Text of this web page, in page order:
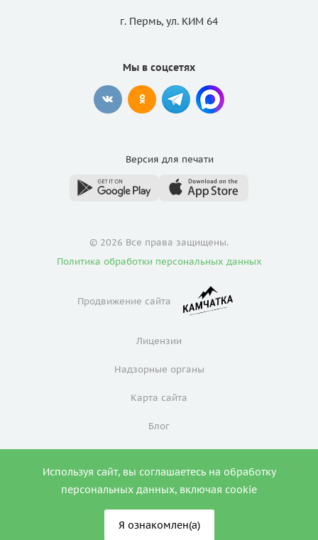
Используя сайт, вы соглашаетесь на обработку
персональных данных, включая cookie
Я ознакомлен(а)
г. Пермь, ул. КИМ 64
Мы в соцсетях
Версия для печати
© 2026 Все права защищены.
Политика обработки персональных данных
Продвижение сайта
Лицензии
Надзорные органы
Карта сайта
Блог
ИМЕЮТСЯ ПРОТИВОПОКАЗАНИЯ. НЕОБХОДИМА